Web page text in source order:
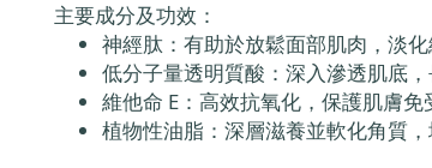
主要成分及功效：
神經肽：有助於放鬆面部肌肉，淡
低分子量透明質酸：深入滲透肌底
維他命 E：高效抗氧化，保護肌膚免
植物性油脂：深層滋養並軟化角質